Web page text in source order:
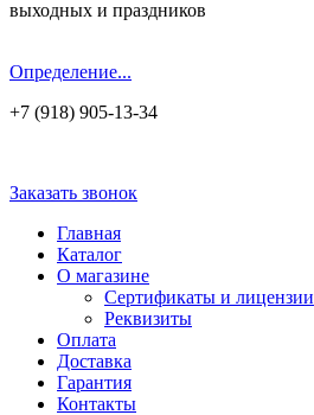
выходных и праздников
Определение...
+7 (918) 905-13-34
Заказать звонок
Главная
Каталог
О магазине
Сертификаты и лицензии
Реквизиты
Оплата
Доставка
Гарантия
Контакты